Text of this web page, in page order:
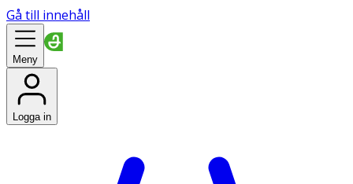
Gå till innehåll
Meny
Logga in